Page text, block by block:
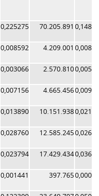
0,225275 70.205.891
0,008592 4.209.001
0,003066 2.570.810
0,007156 4.665.456
0,013890 10.151.938
0,028760 12.585.245
0,023794 17.429.434
0,001441 397.765